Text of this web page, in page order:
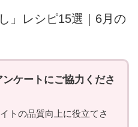
」レシピ15選｜6月の